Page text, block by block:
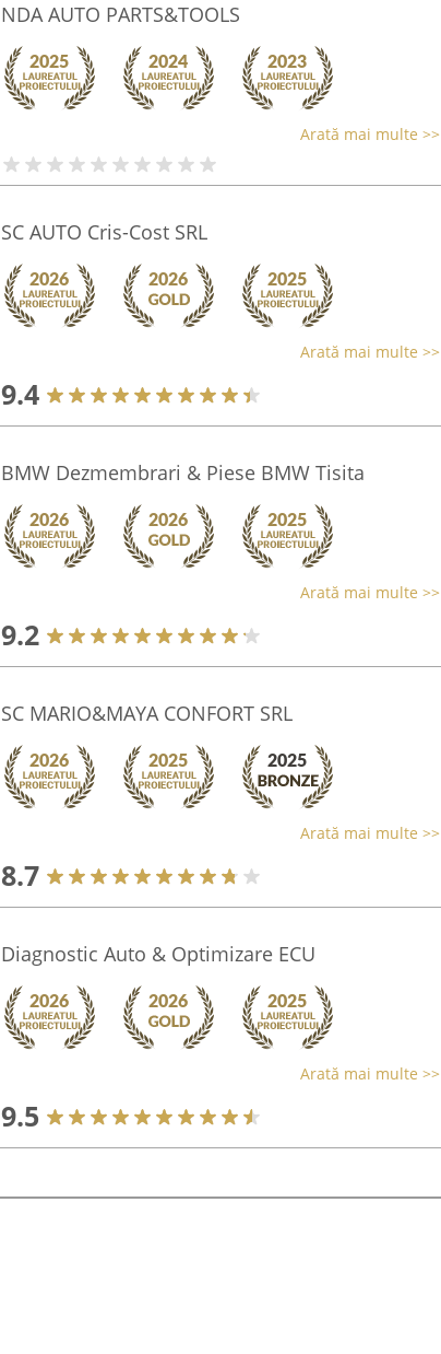
NDA AUTO PARTS&TOOLS
Arată mai multe >>
SC AUTO Cris-Cost SRL
Arată mai multe >>
9.4
BMW Dezmembrari & Piese BMW Tisita
Arată mai multe >>
9.2
SC MARIO&MAYA CONFORT SRL
Arată mai multe >>
8.7
Diagnostic Auto & Optimizare ECU
Arată mai multe >>
9.5